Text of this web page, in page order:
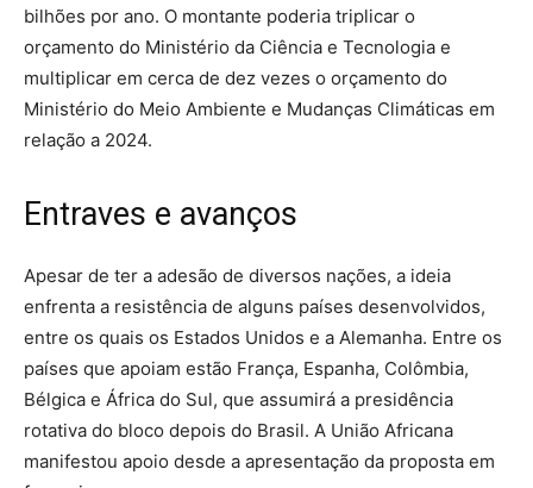
bilhões por ano. O montante poderia triplicar o
orçamento do Ministério da Ciência e Tecnologia e
multiplicar em cerca de dez vezes o orçamento do
Ministério do Meio Ambiente e Mudanças Climáticas em
relação a 2024.
Entraves e avanços
Apesar de ter a adesão de diversos nações, a ideia
enfrenta a resistência de alguns países desenvolvidos,
entre os quais os Estados Unidos e a Alemanha. Entre os
países que apoiam estão França, Espanha, Colômbia,
Bélgica e África do Sul, que assumirá a presidência
rotativa do bloco depois do Brasil. A União Africana
manifestou apoio desde a apresentação da proposta em